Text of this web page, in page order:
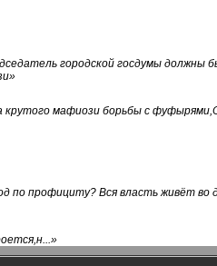
городской госдумы должны
»
крутого мафиози борьбы с
по профициту? Вся власть живёт во
»